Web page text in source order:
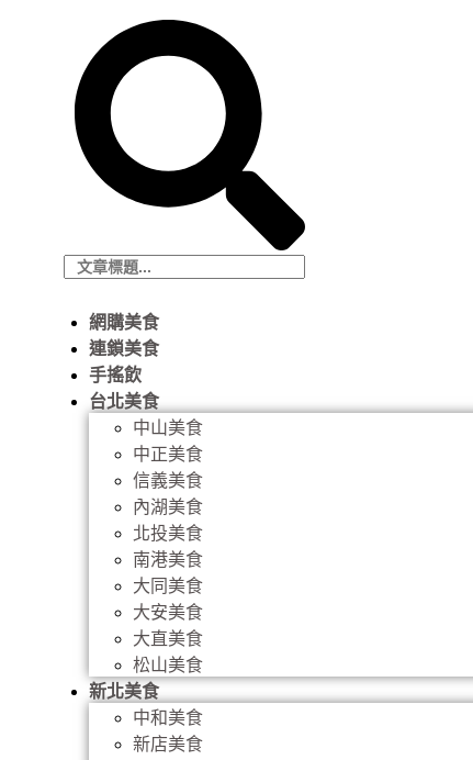
網購美食
連鎖美食
手搖飲
台北美食
中山美食
中正美食
信義美食
內湖美食
北投美食
南港美食
大同美食
大安美食
大直美食
松山美食
新北美食
中和美食
新店美食